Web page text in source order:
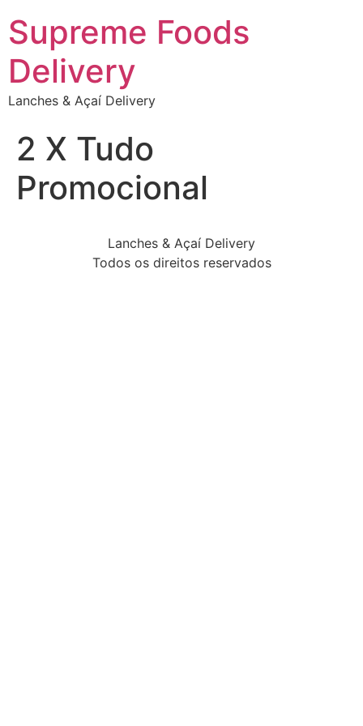
Supreme Foods
Delivery
Lanches & Açaí Delivery
2 X Tudo
Promocional
Lanches & Açaí Delivery
Todos os direitos reservados